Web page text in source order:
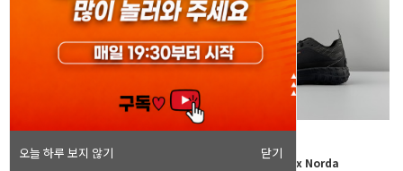
오늘 하루 보지 않기 닫기
ZEGNA x Norda
ZEGNA x Norda